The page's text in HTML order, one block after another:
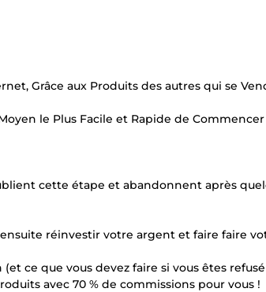
Grâce aux Produits des autres qui se
le Plus Facile et Rapide de Commencer
cette étape et abandonnent après
réinvestir votre argent et faire faire
ce que vous devez faire si vous êtes refusé
avec 70 % de commissions pour vous !